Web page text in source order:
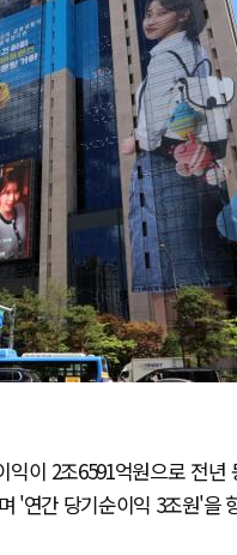
이 2조6591억원으로 전
'연간 당기순이익 3조원'을